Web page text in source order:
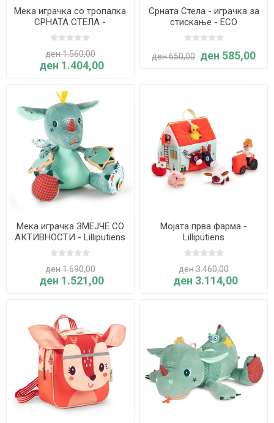
Мека играчка со тропалка
СРНАТА СТЕЛА -
Lilliputiens
ден 1.560,00
ден 1.404,00
Срната Стела - играчка за
стискање - ECO
ден 650,00 ден 585,00
Мека играчка ЗМЕЈЧЕ СО
АКТИВНОСТИ - Lilliputiens
ден 1.690,00
ден 1.521,00
Мојата прва фарма -
Lilliputiens
ден 3.460,00
ден 3.114,00